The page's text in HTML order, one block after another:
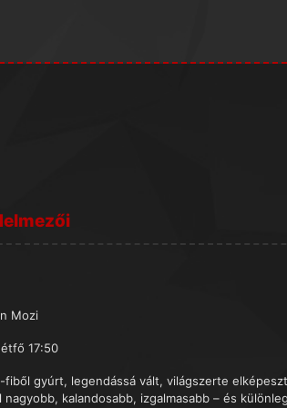
Mozi
17:50
fiből gyúrt, legendássá vált, világszerte
nagyobb, kalandosabb, izgalmasabb – és